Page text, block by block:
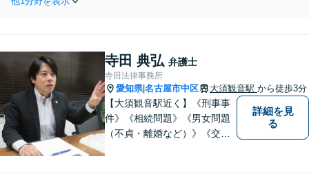
ださい。【遺留分侵害請求】【相続
寺田 典弘 弁護士
寺田法律事務所
愛知県|名古屋市中区 大須観音駅 から徒歩3分
【大須観音駅近く】《刑事事
件》《相続問題》《男女問題
（不貞・離婚など）》《交通
詳細を見
る